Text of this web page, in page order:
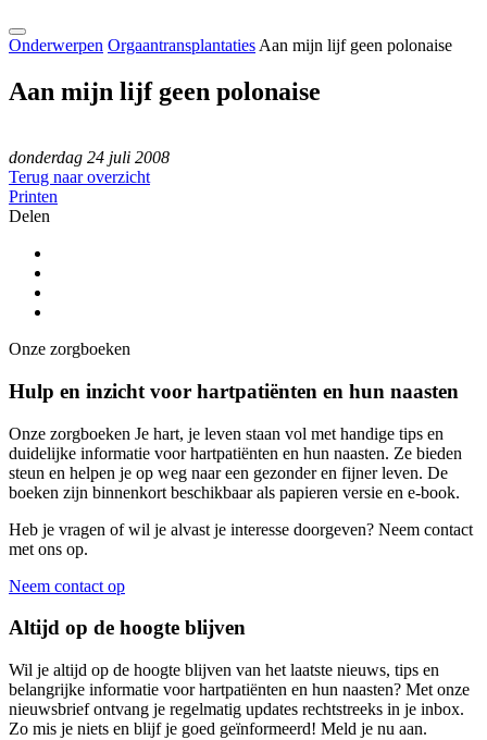
Onderwerpen OrgaantransplantatiesAan mijn lijf geen polonaise
Aan mijn lijf geen polonaise
donderdag 24 juli 2008
Terug naar overzicht
Printen
Delen
Onze zorgboeken
Hulp en inzicht voor hartpatiënten en hun naasten
Onze zorgboeken Je hart, je leven staan vol met handige tips en
duidelijke informatie voor hartpatiënten en hun naasten. Ze bieden
steun en helpen je op weg naar een gezonder en fijner leven. De
boeken zijn binnenkort beschikbaar als papieren versie en e-book.
Heb je vragen of wil je alvast je interesse doorgeven? Neem contact
met ons op.
Neem contact op
Altijd op de hoogte blijven
Wil je altijd op de hoogte blijven van het laatste nieuws, tips en
belangrijke informatie voor hartpatiënten en hun naasten? Met onze
nieuwsbrief ontvang je regelmatig updates rechtstreeks in je inbox.
Zo mis je niets en blijf je goed geïnformeerd! Meld je nu aan.